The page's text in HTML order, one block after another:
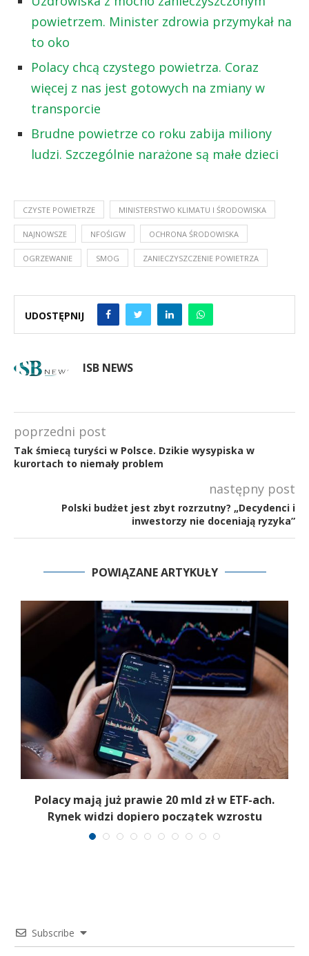
powietrzem. Minister zdrowia przymykał na
to oko
Polacy chcą czystego powietrza. Coraz
więcej z nas jest gotowych na zmiany w
transporcie
Brudne powietrze co roku zabija miliony
ludzi. Szczególnie narażone są małe dzieci
CZYSTE POWIETRZE MINISTERSTWO KLIMATU I ŚRODOWISKA
NAJNOWSZE NFOŚIGW OCHRONA ŚRODOWISKA
OGRZEWANIE SMOG ZANIECZYSZCZENIE POWIETRZA
UDOSTĘPNIJ
ISB NEWS
poprzedni post
Tak śmiecą turyści w Polsce. Dzikie wysypiska w
kurortach to niemały problem
następny post
Polski budżet jest zbyt rozrzutny? „Decydenci i
inwestorzy nie doceniają ryzyka”
POWIĄZANE ARTYKUŁY
Polacy mają już prawie 20 mld zł w ETF-ach.
Rynek widzi dopiero początek wzrostu
Subscribe